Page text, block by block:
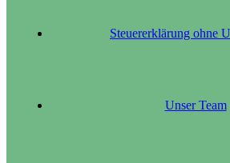
Steuererklärung ohne
Unser Team